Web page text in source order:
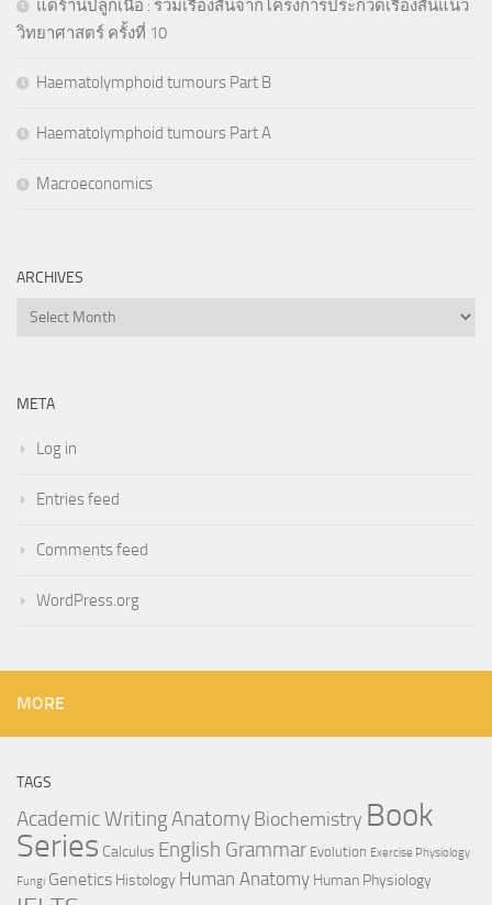
แด่ร้านปลูกเนื้อ : รวมเรื่องสั้นจากโครงการประกวดเรื่องสั้นแนว
วิทยาศาสตร์ ครั้งที่ 10
Haematolymphoid tumours Part B
Haematolymphoid tumours Part A
Macroeconomics
ARCHIVES
Archives
META
Log in
Entries feed
Comments feed
WordPress.org
MORE
TAGS
Academic WritingAnatomyBiochemistry Book
Series Calculus English Grammar Evolution Exercise Physiology
Fungi Genetics Histology Human Anatomy Human Physiology